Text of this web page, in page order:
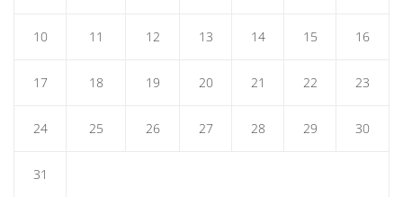
10 11 12 13 14 15 16
17 18 19 20 21 22 23
24 25 26 27 28 29 30
31